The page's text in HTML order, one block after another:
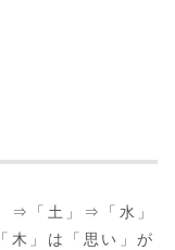
⇒「土」⇒「水」
木」は「思い」が